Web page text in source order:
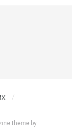
theme by